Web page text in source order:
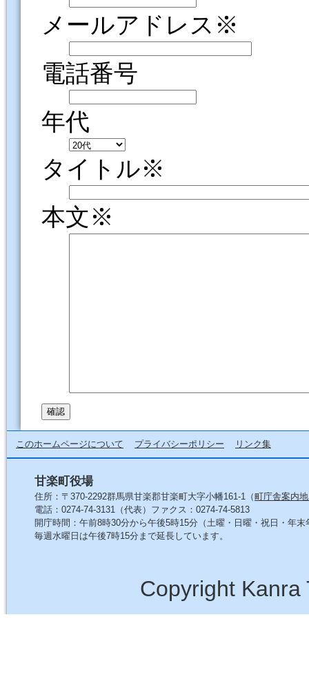
メールアドレス※
電話番号
年代
タイトル※
本文※
このホームページについて プライバシーポリシー リンク集
甘楽町役場
住所：〒370-2292群馬県甘楽郡甘楽町大字小幡161-1（町庁舎案内
電話：0274-74-3131（代表）ファクス：0274-74-5813
開庁時間：午前8時30分から午後5時15分（土曜・日曜・祝日・年末
毎週水曜日は午後7時15分まで延長しています。
Copyright Kanra